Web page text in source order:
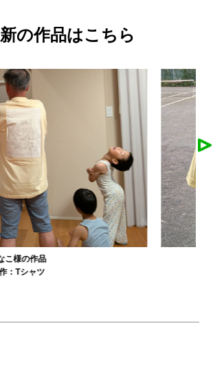
の作品はこちら
農工大硬式庭球部様の作品
製作：